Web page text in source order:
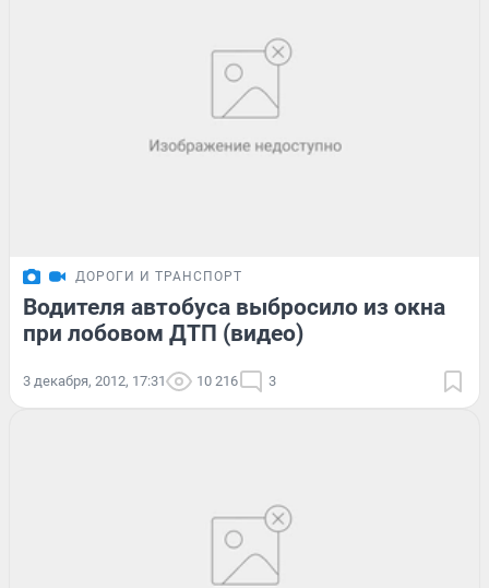
ДОРОГИ И ТРАНСПОРТ
Водителя автобуса выбросило из окна
при лобовом ДТП (видео)
3 декабря, 2012, 17:31 10 216 3